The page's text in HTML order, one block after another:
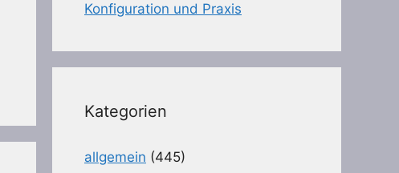
Konfiguration und Praxis
Kategorien
allgemein (445)